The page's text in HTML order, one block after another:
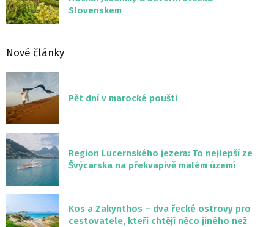
Slovenskem
Nové články
Pět dní v marocké poušti
Region Lucernského jezera: To nejlepší ze
Švýcarska na překvapivě malém území
Kos a Zakynthos – dva řecké ostrovy pro
cestovatele, kteří chtějí něco jiného než